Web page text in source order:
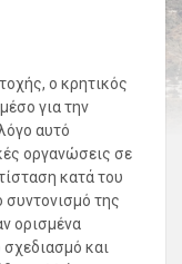
ο κρητικός
για την
αυτό
οργανώσεις σε
κατά του
της
ορισμένα
και